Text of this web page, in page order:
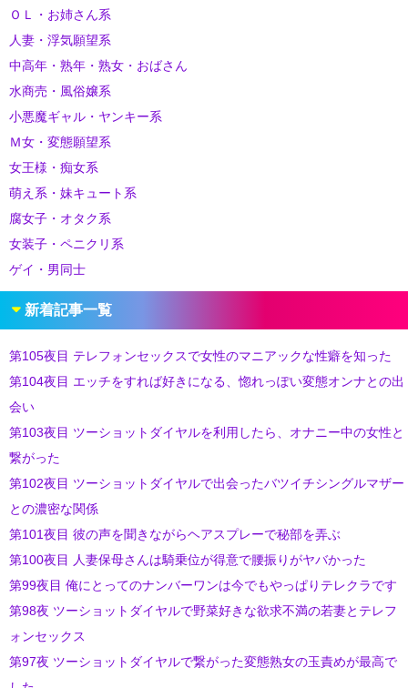
ＯＬ・お姉さん系
人妻・浮気願望系
中高年・熟年・熟女・おばさん
水商売・風俗嬢系
小悪魔ギャル・ヤンキー系
Ｍ女・変態願望系
女王様・痴女系
萌え系・妹キュート系
腐女子・オタク系
女装子・ペニクリ系
ゲイ・男同士
新着記事一覧
第105夜目 テレフォンセックスで女性のマニアックな性癖を知った
第104夜目 エッチをすれば好きになる、惚れっぽい変態オンナとの出
会い
第103夜目 ツーショットダイヤルを利用したら、オナニー中の女性と
繋がった
第102夜目 ツーショットダイヤルで出会ったバツイチシングルマザー
との濃密な関係
第101夜目 彼の声を聞きながらヘアスプレーで秘部を弄ぶ
第100夜目 人妻保母さんは騎乗位が得意で腰振りがヤバかった
第99夜目 俺にとってのナンバーワンは今でもやっぱりテレクラです
第98夜 ツーショットダイヤルで野菜好きな欲求不満の若妻とテレフ
ォンセックス
第97夜 ツーショットダイヤルで繋がった変態熟女の玉責めが最高で